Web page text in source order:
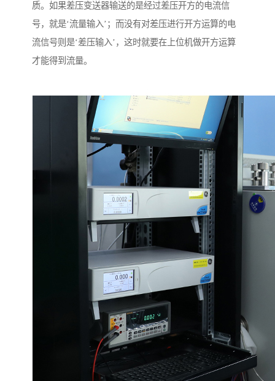
质。如果差压变送器输送的是经过差压开方的电流信
号，就是‘流量输入’；而没有对差压进行开方运算的电
流信号则是‘差压输入’，这时就要在上位机做开方运算
才能得到流量。